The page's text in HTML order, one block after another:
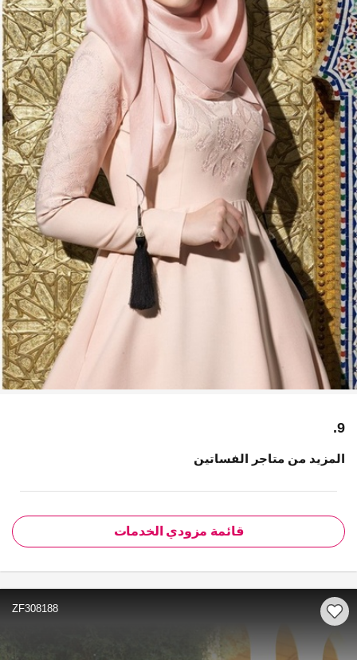
9.
المزيد من متاجر الفساتين
قائمة مزودي الخدمات
ZF308188